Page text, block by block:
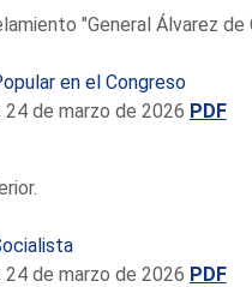
"General Álvarez
en el Congreso
24 de marzo de 2026 PDF
24 de marzo de 2026 PDF